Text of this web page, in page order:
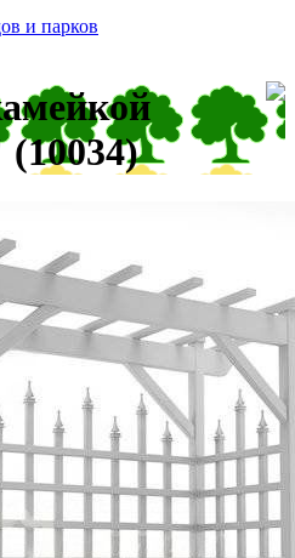
и парков